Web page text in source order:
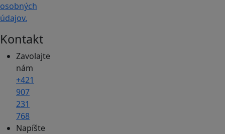
osobných
údajov.
Kontakt
Zavolajte
nám
+421
907
231
768
Napíšte